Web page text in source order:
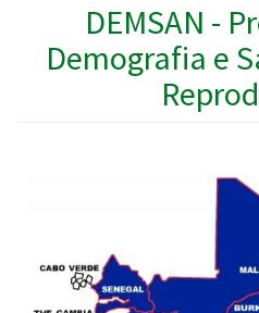
DEMSAN -
Demografia e